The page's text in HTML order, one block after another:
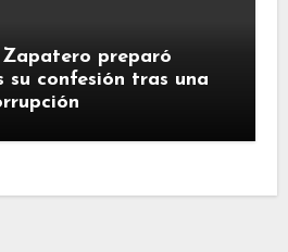
preparó
su confesión tras una